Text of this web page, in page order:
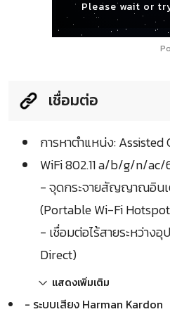
Please wait or
เชื่อมต่อ
การหาตำแหน่ง: Assisted
WiFi 802.11 a/b/g/n/ac/
- จุดกระจายสัญญาณอิน
(Portable Wi-Fi
- เชื่อมต่อไร้สายระหว่าง
Direct)
แสดงเพิ่มเติม
- ระบบเสียง Harman Kardon